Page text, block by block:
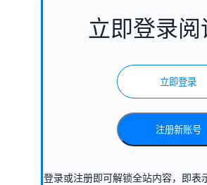
立即登录
立即登录
注册新账号
登录或注册即可解锁全站内容，即表